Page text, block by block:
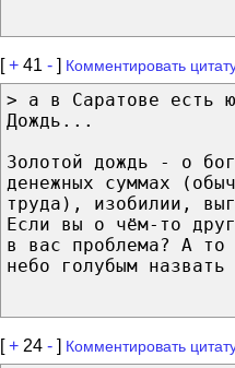
[+ 41 - ] Комментировать
> а в Саратове есть
Дождь...
Золотой дождь - о
денежных суммах
труда), изобилии,
Если вы о чём-то
в вас проблема? А
небо голубым назвать
[+ 24 - ] Комментировать